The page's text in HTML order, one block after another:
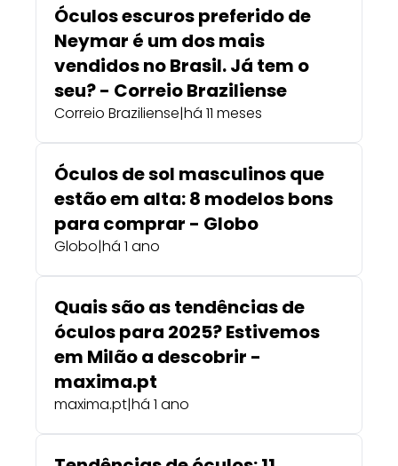
Óculos escuros preferido de
Neymar é um dos mais
vendidos no Brasil. Já tem o
seu? - Correio Braziliense
Correio Braziliense|há 11 meses
Óculos de sol masculinos que
estão em alta: 8 modelos bons
para comprar - Globo
Globo|há 1 ano
Quais são as tendências de
óculos para 2025? Estivemos
em Milão a descobrir -
maxima.pt
maxima.pt|há 1 ano